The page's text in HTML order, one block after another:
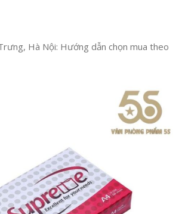
Hà Nội: Hướng dẫn chọn mua theo